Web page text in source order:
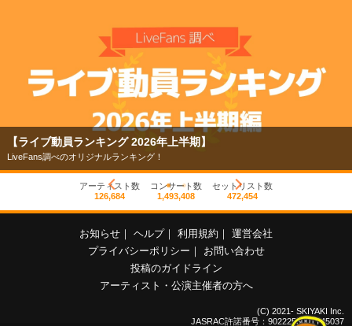
【ライブ動員ランキング 2026年上半期】
LiveFans調べのオリジナルランキング！
アーティスト数
126,684
コンサート数
1,493,408
セットリスト数
472,454
お知らせ ヘルプ 利用規約
運営会社
プライバシーポリシー
お問い合わせ
投稿のガイドライン
アーティスト・公演主催者の方へ
(C) 2021- SKIYAKI Inc.
JASRAC許諾番号：9022255001Y45037